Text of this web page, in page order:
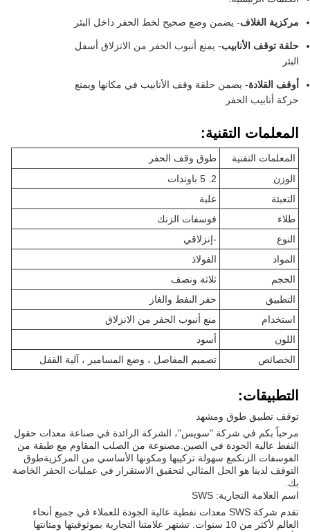
مركزية الغلاف- يضمن وضع صحيح لخط الحفر داخل البئر
حلقة توقف الأنابيب- يمنع أنبوب الحفر من الانزلاق أسفل
البئر
أوقف القلادة- يضمن حلقة وقف الأنابيب في مكانها ويمنع
حركة أنابيب الحفر
المعلمات التقنية:
المعلمات التقنية
طوق وقف الحفر
الوزن
التعبئة
علبة
طلاء
فوسفات الزنك
النوع
-إنزلاقي
المواد
الفولاذ
الحجم
ثلاثة ونصف
التطبيق
حفر النفط والغاز
استخدام
منع أنبوب الحفر من الانزلاق
اللون
أسود
الخصائص
تصميم المفاصل ، وضع المسامير ، آلية القفل
التطبيقات:
توقف تطبيق طوق ومشهد
مرحباً بكم في شركة "سويس"، الشركة الرائدة في صناعة معدات حقول
النفط عالية الجودة في الصين.مصنوعة من الصلب المقاوم مع طبقة من
الفوسفات الزنكمع سهولة تركيبها ومكونها الأساسي من المركزيةطوق
التوقف لدينا هو الحل المثالي لتحقيق الاستقرار في عمليات الحفر الخاصة
بك.
اسم العلامة التجارية: SWS
تقدم شركة SWS معدات نفطية عالية الجودة للعملاء في جميع أنحاء
العالم لأكثر من 10 سنوات. تشتهر علامتنا التجارية بموثوقيتها ومتانتها